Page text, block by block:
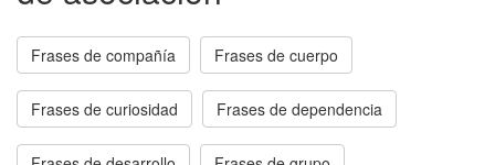
Frases de compañía Frases de cuerpo
Frases de curiosidad Frases de dependencia